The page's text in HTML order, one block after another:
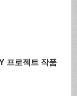
프로젝트 작품